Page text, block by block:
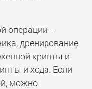
операции —
дренирование
крипты и
и хода. Если
можно